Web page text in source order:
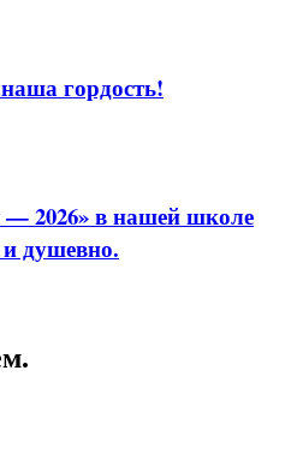
гордость!
2026» в нашей школе
душевно.